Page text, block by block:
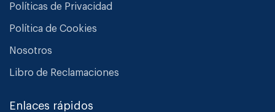
Políticas de Privacidad
Política de Cookies
Nosotros
Libro de Reclamaciones
Enlaces rápidos